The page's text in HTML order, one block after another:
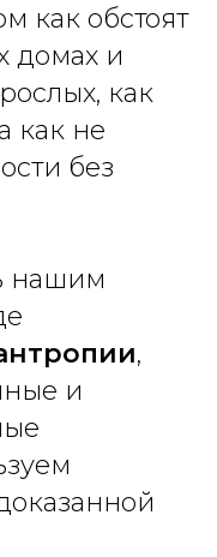
как обстоят
домах и
как
как не
без
нашим
,
и